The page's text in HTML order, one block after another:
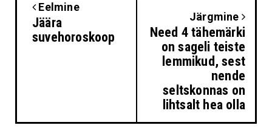
Eelmine
Jäära
suvehoroskoop
Järgmine
Need 4 tähemärki
on sageli teiste
lemmikud, sest
nende
seltskonnas on
lihtsalt hea olla